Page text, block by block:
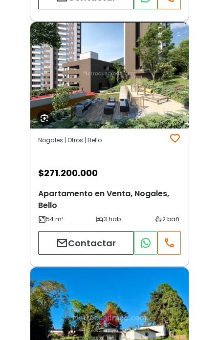
Nogales | Otros | Bello
$271.200.000
Apartamento en Venta, Nogales,
Bello
Contactar